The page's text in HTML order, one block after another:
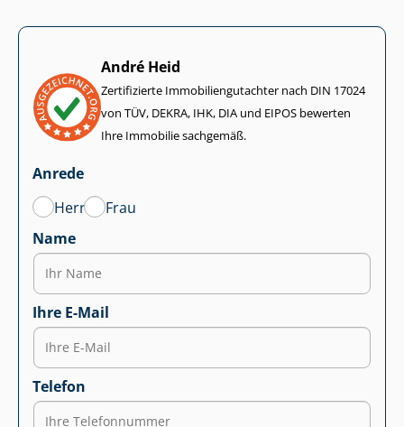
André Heid
Zertifizierte Im­mo­bi­li­en­gut­ach­ter nach DIN 17024
von TÜV, DEKRA, IHK, DIA und EIPOS bewerten
Ihre Immobilie sachgemäß.
Anrede
Herr
Frau
Name
Ihre E-Mail
Telefon